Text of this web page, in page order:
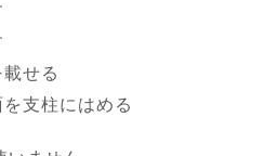
せる
支柱にはめる